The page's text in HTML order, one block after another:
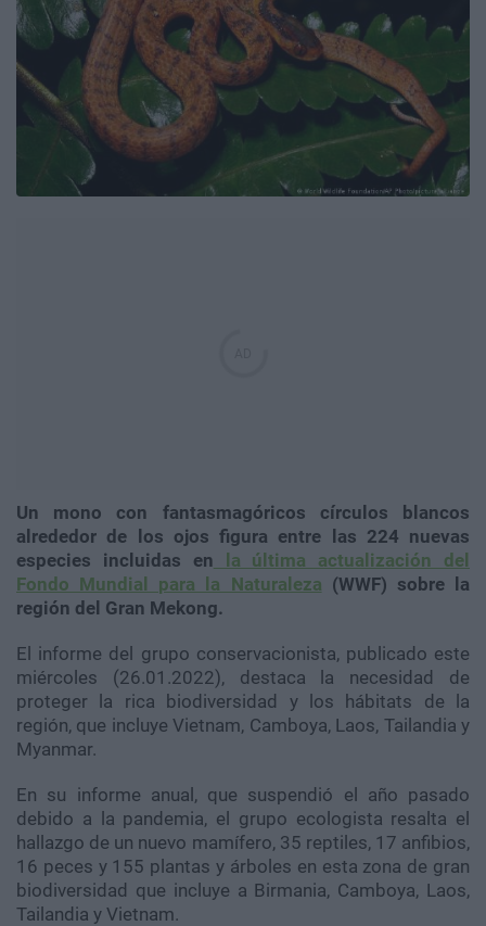
Un mono con fantasmagóricos círculos blancos
alrededor de los ojos figura entre las 224 nuevas
especies incluidas en la última actualización del
Fondo Mundial para la Naturaleza (WWF) sobre la
región del Gran Mekong.
El informe del grupo conservacionista, publicado este
miércoles (26.01.2022), destaca la necesidad de
proteger la rica biodiversidad y los hábitats de la
región, que incluye Vietnam, Camboya, Laos, Tailandia y
Myanmar.
En su informe anual, que suspendió el año pasado
debido a la pandemia, el grupo ecologista resalta el
hallazgo de un nuevo mamífero, 35 reptiles, 17 anfibios,
16 peces y 155 plantas y árboles en esta zona de gran
biodiversidad que incluye a Birmania, Camboya, Laos,
Tailandia y Vietnam.